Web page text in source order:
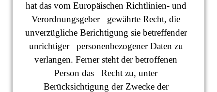
hat das vom Europäischen Richtlinien- und
Verordnungsgeber gewährte Recht, die
unverzügliche Berichtigung sie betreffender
unrichtiger personenbezogener Daten zu
verlangen. Ferner steht der betroffenen
Person das Recht zu, unter
Berücksichtigung der Zwecke der